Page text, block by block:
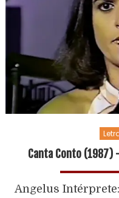
Canta Conto
Angelus